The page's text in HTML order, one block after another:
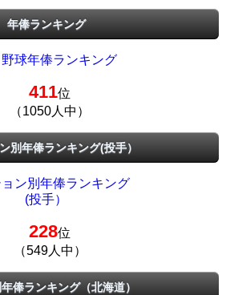
年俸ランキング
球年俸ランキング
411位
（1050人中）
別年俸ランキング(投手）
ン別年俸ランキング
(投手）
228位
（549人中）
俸ランキング（北海道）